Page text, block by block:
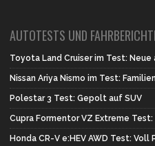
AUTOTESTS UND
Toyota Land Cruiser im Test:
Nissan Ariya Nismo im Test:
Polestar 3 Test: Gepolt auf SUV
Cupra Formentor VZ Extreme
Honda CR-V e:HEV AWD Test: